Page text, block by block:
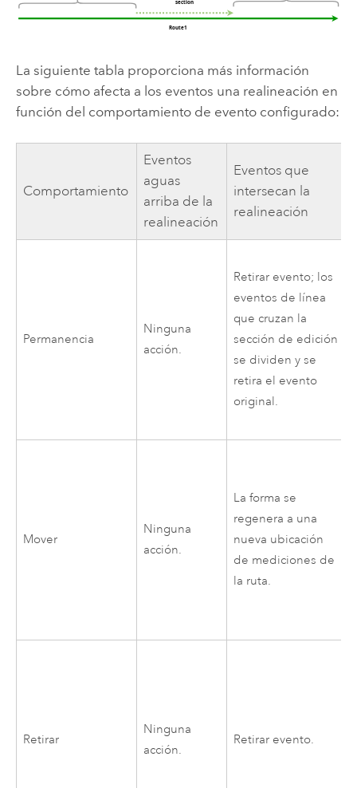
La siguiente tabla proporciona más información
sobre cómo afecta a los eventos una realineación en
función del comportamiento de evento configurado:
Comportamiento
Eventos
aguas
arriba de la
realineación
Eventos que
intersecan la
realineación
Permanencia
Ninguna
acción.
Retirar evento; los
eventos de línea
que cruzan la
sección de edición
se dividen y se
retira el evento
original.
Mover
Ninguna
acción.
La forma se
regenera a una
nueva ubicación
de mediciones de
la ruta.
Retirar
Ninguna
acción.
Retirar evento.